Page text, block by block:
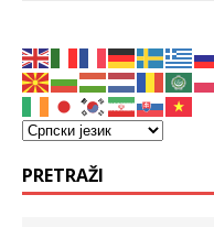
PRETRAŽI